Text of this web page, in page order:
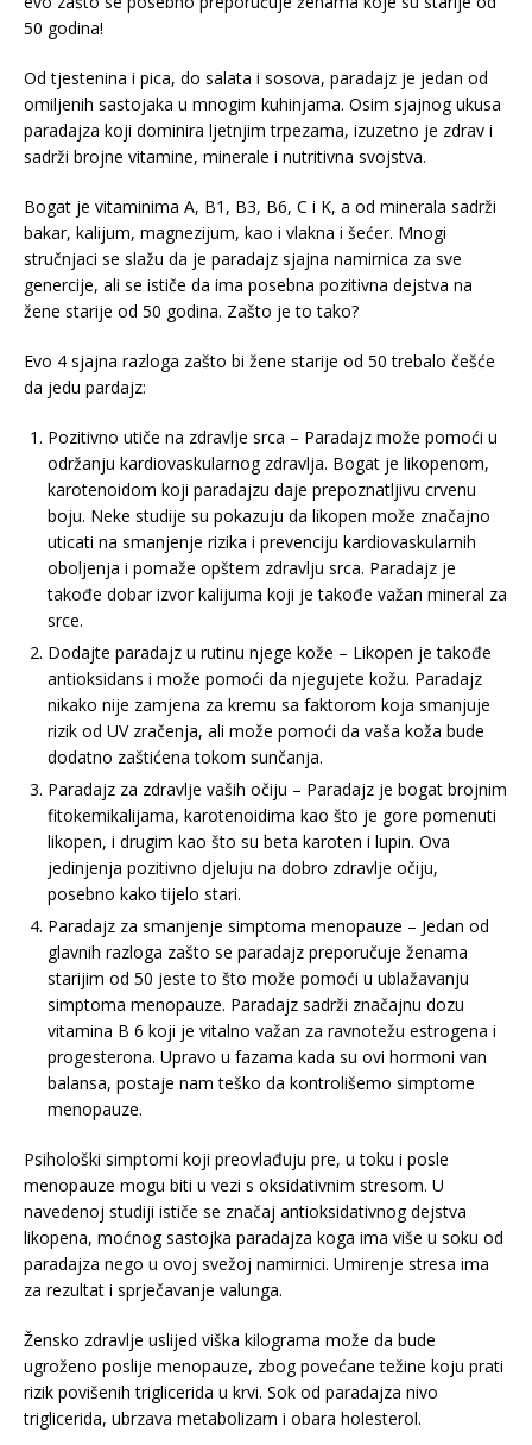
50 godina!
Od tjestenina i pica, do salata i sosova, paradajz je jedan od
omiljenih sastojaka u mnogim kuhinjama. Osim sjajnog ukusa
paradajza koji dominira ljetnjim trpezama, izuzetno je zdrav i
sadrži brojne vitamine, minerale i nutritivna svojstva.
Bogat je vitaminima A, B1, B3, B6, C i K, a od minerala sadrži
bakar, kalijum, magnezijum, kao i vlakna i šećer. Mnogi
stručnjaci se slažu da je paradajz sjajna namirnica za sve
genercije, ali se ističe da ima posebna pozitivna dejstva na
žene starije od 50 godina. Zašto je to tako?
Evo 4 sjajna razloga zašto bi žene starije od 50 trebalo češće
da jedu pardajz:
Pozitivno utiče na zdravlje srca – Paradajz može pomoći u
održanju kardiovaskularnog zdravlja. Bogat je likopenom,
karotenoidom koji paradajzu daje prepoznatljivu crvenu
boju. Neke studije su pokazuju da likopen može značajno
uticati na smanjenje rizika i prevenciju kardiovaskularnih
oboljenja i pomaže opštem zdravlju srca. Paradajz je
takođe dobar izvor kalijuma koji je takođe važan mineral za
srce.
Dodajte paradajz u rutinu njege kože – Likopen je takođe
antioksidans i može pomoći da njegujete kožu. Paradajz
nikako nije zamjena za kremu sa faktorom koja smanjuje
rizik od UV zračenja, ali može pomoći da vaša koža bude
dodatno zaštićena tokom sunčanja.
Paradajz za zdravlje vaših očiju – Paradajz je bogat brojnim
fitokemikalijama, karotenoidima kao što je gore pomenuti
likopen, i drugim kao što su beta karoten i lupin. Ova
jedinjenja pozitivno djeluju na dobro zdravlje očiju,
posebno kako tijelo stari.
Paradajz za smanjenje simptoma menopauze – Jedan od
glavnih razloga zašto se paradajz preporučuje ženama
starijim od 50 jeste to što može pomoći u ublažavanju
simptoma menopauze. Paradajz sadrži značajnu dozu
vitamina B 6 koji je vitalno važan za ravnotežu estrogena i
progesterona. Upravo u fazama kada su ovi hormoni van
balansa, postaje nam teško da kontrolišemo simptome
menopauze.
Psihološki simptomi koji preovlađuju pre, u toku i posle
menopauze mogu biti u vezi s oksidativnim stresom. U
navedenoj studiji ističe se značaj antioksidativnog dejstva
likopena, moćnog sastojka paradajza koga ima više u soku od
paradajza nego u ovoj svežoj namirnici. Umirenje stresa ima
za rezultat i sprječavanje valunga.
Žensko zdravlje uslijed viška kilograma može da bude
ugroženo poslije menopauze, zbog povećane težine koju prati
rizik povišenih triglicerida u krvi. Sok od paradajza nivo
triglicerida, ubrzava metabolizam i obara holesterol.